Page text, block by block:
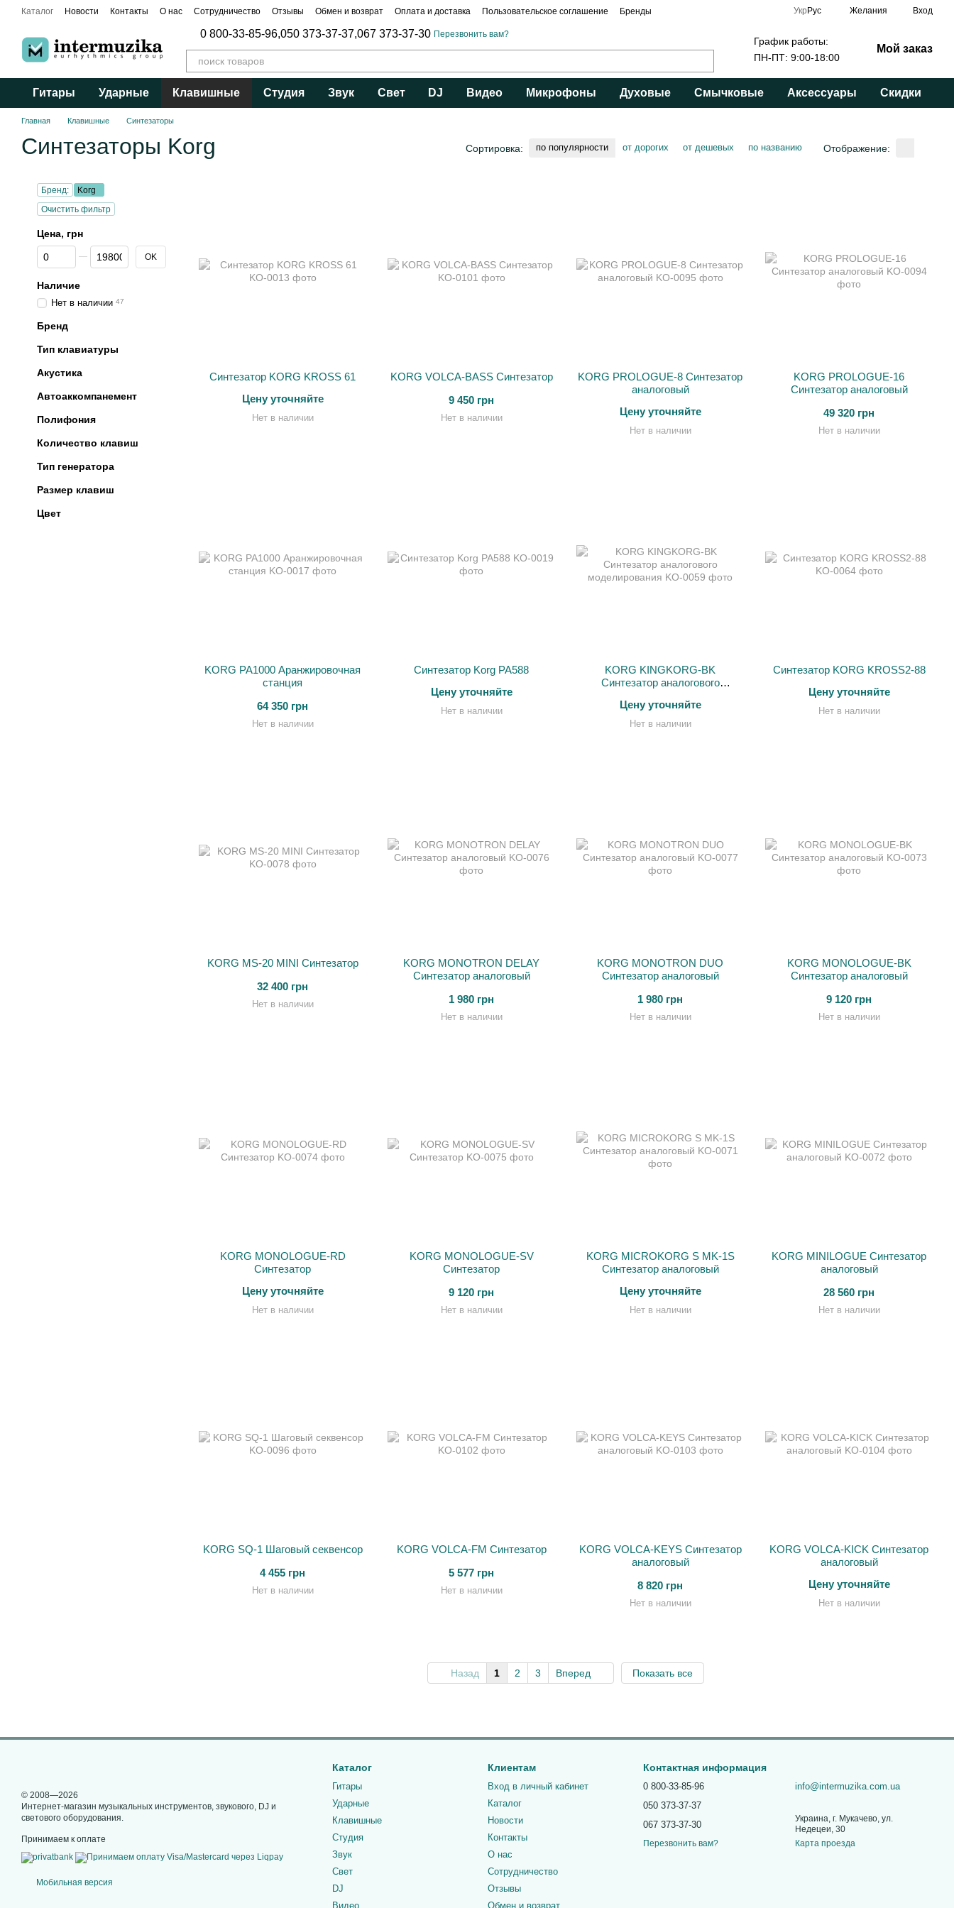
Перейти к основному контенту
Каталог Новости Контакты О нас Сотрудничество Отзывы Обмен и возврат Оплата и доставка Пользовательское соглашение
Бренды
Укр Рус Желания Вход
0 800-33-85-96,050 373-37-37,067 373-37-30 Перезвонить вам?
График работы:
ПН-ПТ: 9:00-18:00
Мой заказ
Гитары Ударные Клавишные Студия Звук Свет DJ Видео Микрофоны Духовые Смычковые Аксессуары Скидки
Главная Клавишные Синтезаторы
Синтезаторы Korg Сортировка: по популярности от дорогих от дешевых по названию Отображение:
Синтезатор KORG KROSS 61
Цену уточняйте
Нет в наличии
KORG VOLCA-BASS Синтезатор
9 450 грн
Нет в наличии
KORG PROLOGUE-8 Синтезатор
аналоговый
Цену уточняйте
Нет в наличии
KORG PROLOGUE-16
Синтезатор аналоговый
49 320 грн
Нет в наличии
KORG PA1000 Аранжировочная
станция
64 350 грн
Нет в наличии
Синтезатор Korg PA588
Цену уточняйте
Нет в наличии
KORG KINGKORG-BK
Синтезатор аналогового
Цену уточняйте
Нет в наличии
Синтезатор KORG KROSS2-88
Цену уточняйте
Нет в наличии
KORG MS-20 MINI Синтезатор
32 400 грн
Нет в наличии
KORG MONOTRON DELAY
Синтезатор аналоговый
1 980 грн
Нет в наличии
KORG MONOTRON DUO
Синтезатор аналоговый
1 980 грн
Нет в наличии
KORG MONOLOGUE-BK
Синтезатор аналоговый
9 120 грн
Нет в наличии
KORG MONOLOGUE-RD
Синтезатор
Цену уточняйте
Нет в наличии
KORG MONOLOGUE-SV
Синтезатор
9 120 грн
Нет в наличии
KORG MICROKORG S MK-1S
Синтезатор аналоговый
Цену уточняйте
Нет в наличии
KORG MINILOGUE Синтезатор
аналоговый
28 560 грн
Нет в наличии
KORG SQ-1 Шаговый секвенсор
4 455 грн
Нет в наличии
KORG VOLCA-FM Синтезатор
5 577 грн
Нет в наличии
KORG VOLCA-KEYS Синтезатор
аналоговый
8 820 грн
Нет в наличии
KORG VOLCA-KICK Синтезатор
аналоговый
Цену уточняйте
Нет в наличии
Назад 1 2 3 Вперед Показать все
Бренд:
Korg
Очистить фильтр
Цена, грн
От Цена, грн
До Цена, грн OK
Наличие
Нет в наличии 47
Бренд
Тип клавиатуры
Акустика
Автоаккомпанемент
Полифония
Количество клавиш
Тип генератора
Размер клавиш
Цвет
© 2008—2026
Интернет-магазин музыкальных инструментов, звукового, DJ и
светового оборудования.
Принимаем к оплате
Мобильная версия
Каталог
Гитары
Ударные
Клавишные
Студия
Звук
Свет
DJ
Видео
Клиентам
Вход в личный кабинет
Каталог
Новости
Контакты
О нас
Сотрудничество
Отзывы
Обмен и возврат
Контактная информация
0 800-33-85-96
050 373-37-37
067 373-37-30
Перезвонить вам?
info@intermuzika.com.ua
Украина, г. Мукачево, ул.
Недецеи, 30
Карта проезда